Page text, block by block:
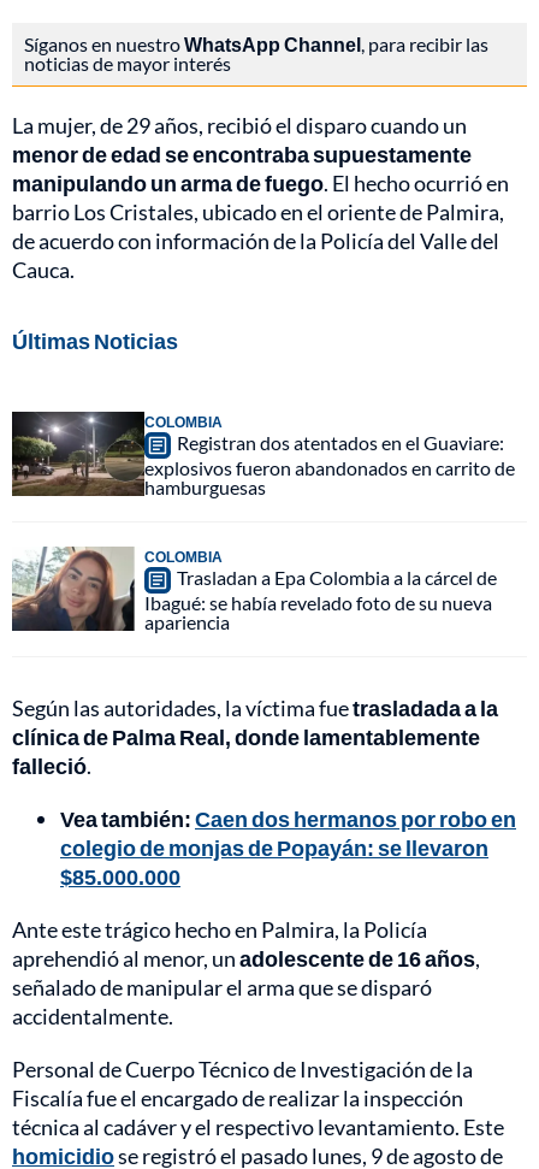
Síganos en nuestroWhatsApp Channel, para recibir las
noticias de mayor interés
La mujer, de 29 años, recibió el disparo cuando un
menor de edad se encontraba supuestamente
manipulando un arma de fuego. El hecho ocurrió en
barrio Los Cristales, ubicado en el oriente de Palmira,
de acuerdo con información de la Policía del Valle del
Cauca.
Últimas Noticias
COLOMBIA
Registran dos atentados en el Guaviare:
explosivos fueron abandonados en carrito de
hamburguesas
COLOMBIA
Trasladan a Epa Colombia a la cárcel de
Ibagué: se había revelado foto de su nueva
apariencia
Según las autoridades, la víctima fuetrasladada a la
clínica de Palma Real, donde lamentablemente
falleció.
Vea también:Caen dos hermanos por robo en
colegio de monjas de Popayán: se llevaron
$85.000.000
Ante este trágico hecho en Palmira, la Policía
aprehendió al menor, unadolescente de 16 años,
señalado de manipular el arma que se disparó
accidentalmente.
Personal de Cuerpo Técnico de Investigación de la
Fiscalía fue el encargado de realizar la inspección
técnica al cadáver y el respectivo levantamiento. Este
homicidiose registró el pasado lunes, 9 de agosto de